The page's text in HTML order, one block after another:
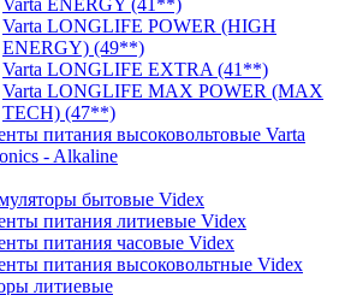
Varta ENERGY (41**)
Varta LONGLIFE POWER (HIGH
ENERGY) (49**)
Varta LONGLIFE EXTRA (41**)
Varta LONGLIFE MAX POWER (MAX
TECH) (47**)
питания высоковольтовые Varta
- Alkaline
бытовые Videx
питания литиевые Videx
питания часовые Videx
питания высоковольтные Videx
литиевые